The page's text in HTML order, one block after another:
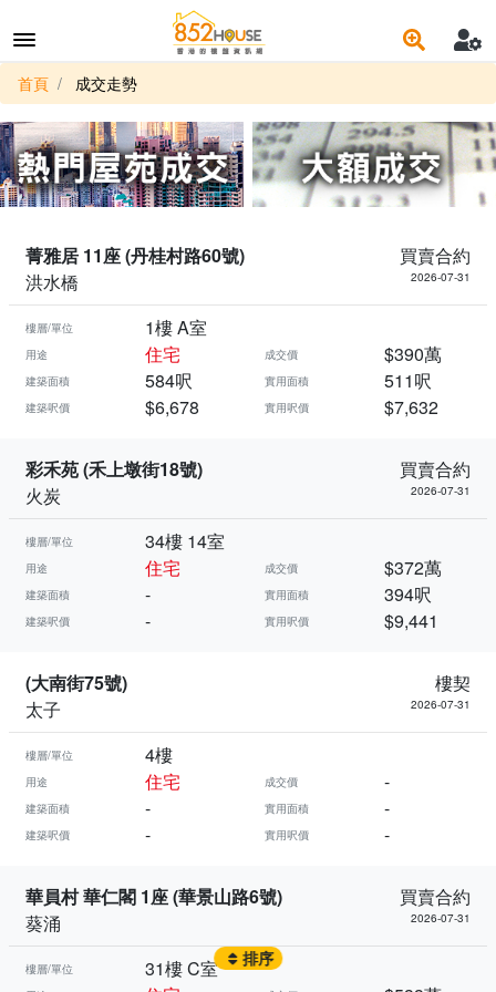
首頁 成交走勢
菁雅居 11座 (丹桂村路60號)
買賣合約
洪水橋
2026-07-31
樓層/單位 1樓 A室
用途 住宅 成交價 $390萬
建築面積 584呎 實用面積 511呎
建築呎價 $6,678 實用呎價 $7,632
彩禾苑 (禾上墩街18號)
買賣合約
火炭
2026-07-31
樓層/單位 34樓 14室
用途 住宅 成交價 $372萬
建築面積 - 實用面積 394呎
建築呎價 - 實用呎價 $9,441
(大南街75號)
樓契
太子
2026-07-31
樓層/單位 4樓
用途 住宅 成交價 -
建築面積 - 實用面積 -
建築呎價 - 實用呎價 -
華員村 華仁閣 1座 (華景山路6號)
買賣合約
葵涌
2026-07-31
樓層/單位 31樓 C室 排序